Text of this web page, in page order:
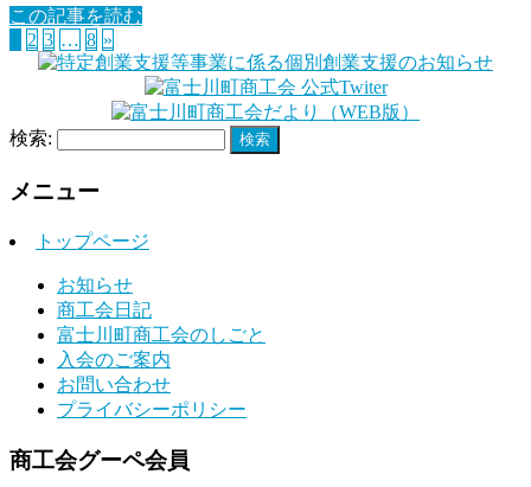
この記事を読む
2 3 … 8 »
検索:
メニュー
トップページ
お知らせ
商工会日記
富士川町商工会のしごと
入会のご案内
お問い合わせ
プライバシーポリシー
商工会グーペ会員